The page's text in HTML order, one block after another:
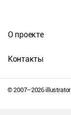
© 2007–2026
О проекте
Контакты